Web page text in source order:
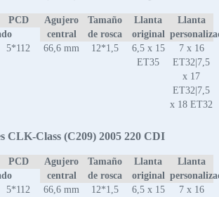
PCD
Agujero
central
Tamaño
de rosca
Llanta
original
Llanta
5*112 66,6 mm 12*1,5
6,5 x 15
ET35
7 x 16
ET32|7,5
x 17
ET32|7,5
x 18 ET32
CLK-Class (C209) 2005 220 CDI
PCD
Agujero
central
Tamaño
de rosca
Llanta
original
Llanta
5*112 66,6 mm 12*1,5
6,5 x 15
7 x 16